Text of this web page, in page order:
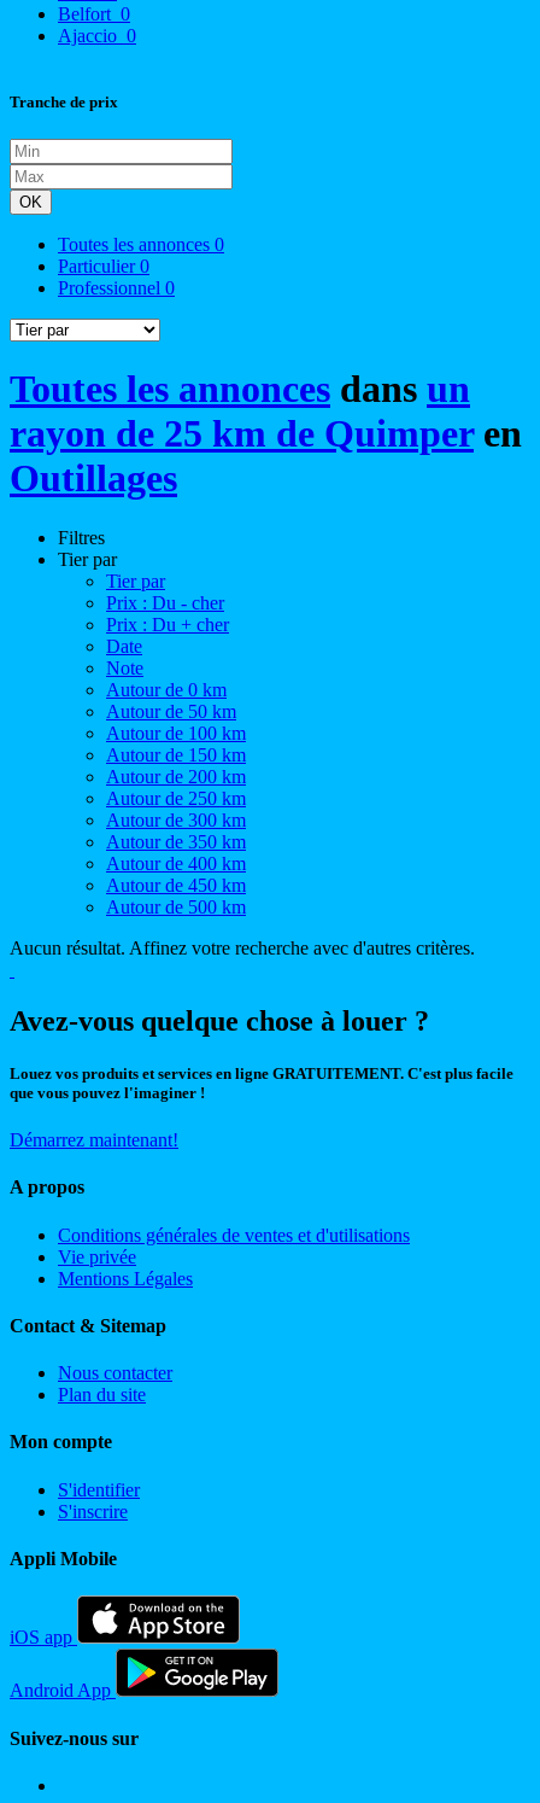
Belfort 0
Ajaccio 0
Tranche de prix
OK
Toutes les annonces 0
Particulier0
Professionnel 0
Toutes les annonces dans un
rayon de 25 km de Quimperen
Outillages
Filtres
Tier par
Tier par
Prix : Du - cher
Prix : Du + cher
Date
Note
Autour de 0 km
Autour de 50 km
Autour de 100 km
Autour de 150 km
Autour de 200 km
Autour de 250 km
Autour de 300 km
Autour de 350 km
Autour de 400 km
Autour de 450 km
Autour de 500 km
Aucun résultat. Affinez votre recherche avec d'autres critères.
Avez-vous quelque chose à louer ?
Louez vos produits et services en ligne GRATUITEMENT. C'est plus facile
que vous pouvez l'imaginer !
Démarrez maintenant!
A propos
Conditions générales de ventes et d'utilisations
Vie privée
Mentions Légales
Contact & Sitemap
Nous contacter
Plan du site
Mon compte
S'identifier
S'inscrire
Appli Mobile
iOS app
Android App
Suivez-nous sur